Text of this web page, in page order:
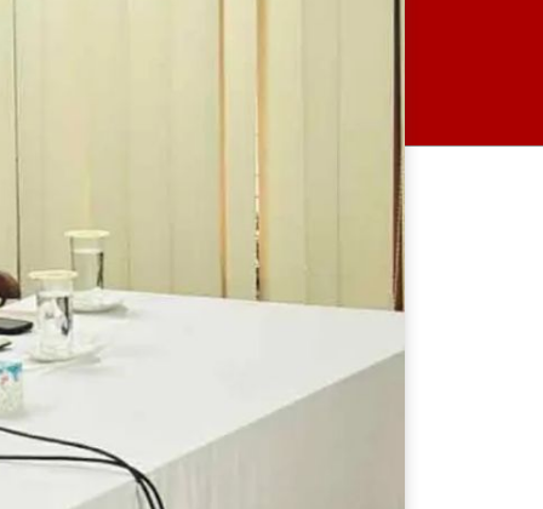
নিরাপত্তার নিশ্চয়তা পেলে দেশে
ফিরে বিচারের মুখোমুখি হতে
প্রস্তুত: রয়টার্সকে সাকিব আল
হাসান